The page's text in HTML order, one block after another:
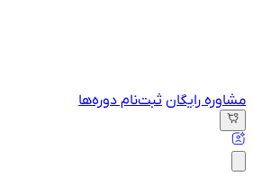
مشاوره رایگان ثبت‌نام دوره‌ها